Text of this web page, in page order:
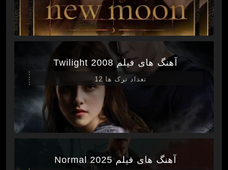
آهنگ های فیلم Twilight 2008
تعداد ترک ها 12
آهنگ های فیلم Normal 2025